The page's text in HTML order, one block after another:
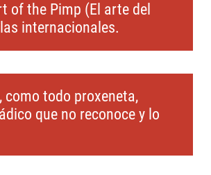
of the Pimp (El arte del
internacionales.
como todo proxeneta,
que no reconoce y lo